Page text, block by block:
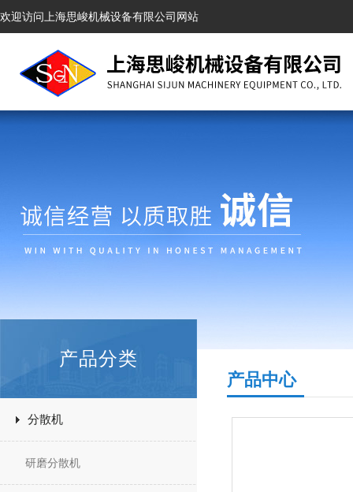
欢迎访问上海思峻机械设备有限公司网站
产品分类
分散机
研磨分散机
产品中心